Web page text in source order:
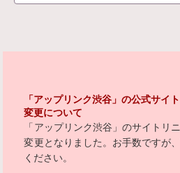
「アップリンク渋谷」の公式サイ
変更について
「アップリンク渋谷」のサイトリ
変更となりました。お手数ですが
ください。